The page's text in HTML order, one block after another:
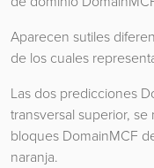
Aparecen sutiles
de los cuales
Las dos predicciones
transversal superior,
bloques DomainMCF
naranja.